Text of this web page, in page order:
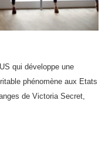
qui développe une
phénomène aux Etats
de Victoria Secret,